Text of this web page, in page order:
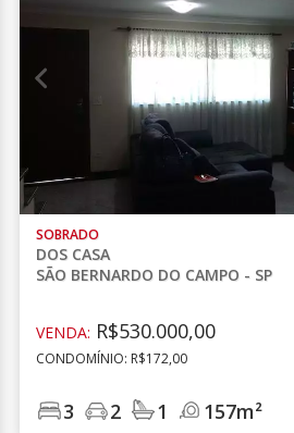
SOBRADO
DOS CASA
SÃO BERNARDO DO CAMPO - SP
VENDA: R$530.000,00
CONDOMÍNIO: R$172,00
3 2 1 157m²